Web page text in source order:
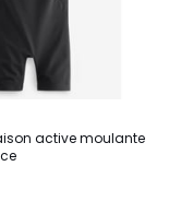
active moulante